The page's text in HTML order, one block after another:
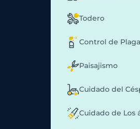
Todero
Control de
Paisajismo
Cuidado del
Cuidado de Los